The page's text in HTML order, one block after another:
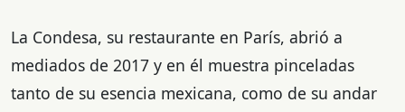
La Condesa, su restaurante en París, abrió a
mediados de 2017 y en él muestra pinceladas
tanto de su esencia mexicana, como de su andar